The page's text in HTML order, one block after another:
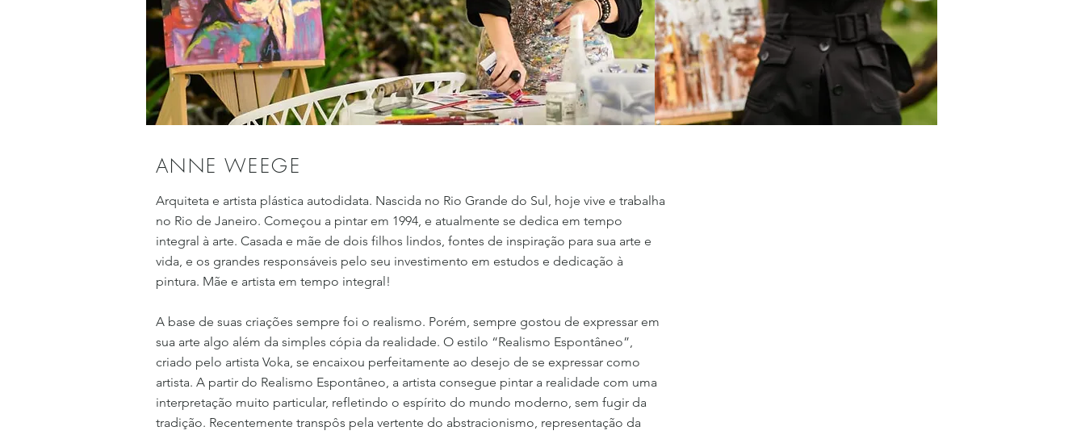
ANNE WEEGE
Arquiteta e artista plástica autodidata. Nascida no Rio Grande do Sul, hoje vive e trabalha
no Rio de Janeiro. Começou a pintar em 1994, e atualmente se dedica em tempo
integral à arte. Casada e mãe de dois filhos lindos, fontes de inspiração para sua arte e
vida, e os grandes responsáveis pelo seu investimento em estudos e dedicação à
pintura. Mãe e artista em tempo integral!
A base de suas criações sempre foi o realismo. Porém, sempre gostou de expressar em
sua arte algo além da simples cópia da realidade. O estilo “Realismo Espontâneo”,
criado pelo artista Voka, se encaixou perfeitamente ao desejo de se expressar como
artista. A partir do Realismo Espontâneo, a artista consegue pintar a realidade com uma
interpretação muito particular, refletindo o espírito do mundo moderno, sem fugir da
tradição. Recentemente transpôs pela vertente do abstracionismo, representação da